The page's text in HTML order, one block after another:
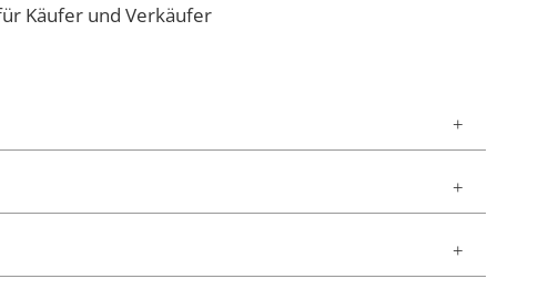
Käufer und Verkäufer